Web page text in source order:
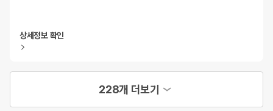
상세정보 확인
228개 더보기